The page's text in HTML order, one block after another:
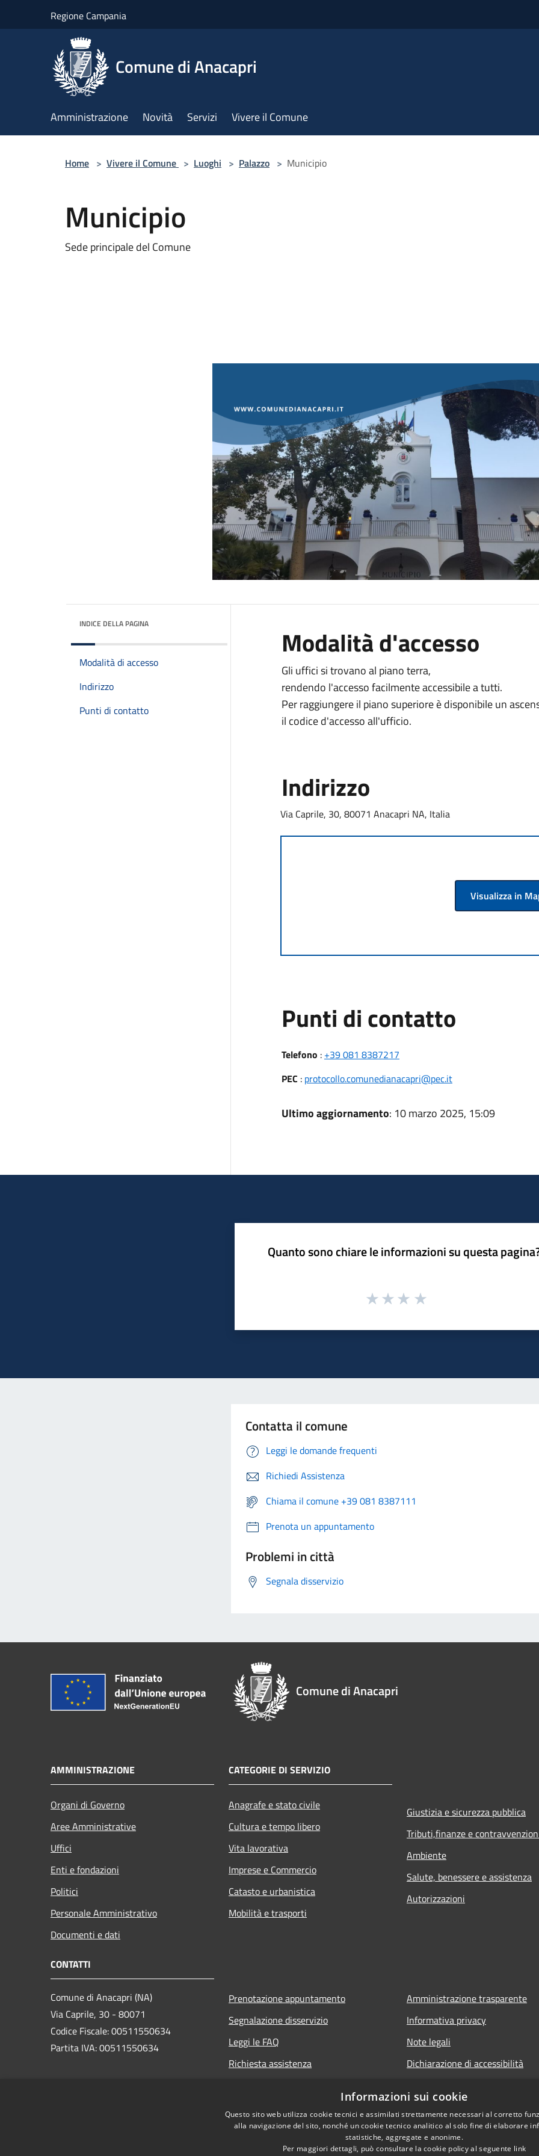
Regione Campania
Comune di Anacapri
Amministrazione Novità Servizi Vivere il Comune
Home > Vivere il Comune > Luoghi > Palazzo > Municipio
Municipio
Sede principale del Comune
INDICE DELLA PAGINA
Modalità di accesso
Indirizzo
Punti di contatto
Modalità d'accesso
Gli uffici si trovano al piano terra,
rendendo l'accesso facilmente accessibile a tutti.
Per raggiungere il piano superiore è disponibile un
il codice d'accesso all'ufficio.
Indirizzo
Via Caprile, 30, 80071 Anacapri NA, Italia
Visualizza in
Punti di contatto
Telefono : +39 081 8387217
PEC : protocollo.comunedianacapri@pec.it
Ultimo aggiornamento: 10 marzo 2025, 15:09
Quanto sono chiare le informazioni su questa
Contatta il comune
Leggi le domande frequenti
Richiedi Assistenza
Chiama il comune +39 081 8387111
Prenota un appuntamento
Problemi in città
Segnala disservizio
Comune di Anacapri
AMMINISTRAZIONE
Organi di Governo
Aree Amministrative
Uffici
Enti e fondazioni
Politici
Personale Amministrativo
Documenti e dati
CATEGORIE DI SERVIZIO
Anagrafe e stato civile
Cultura e tempo libero
Vita lavorativa
Imprese e Commercio
Catasto e urbanistica
Mobilità e trasporti
Giustizia e sicurezza pubblica
Tributi,finanze e
Ambiente
Salute, benessere e assistenza
Autorizzazioni
CONTATTI
Comune di Anacapri (NA)
Via Caprile, 30 - 80071
Codice Fiscale: 00511550634
Partita IVA: 00511550634
Prenotazione appuntamento
Segnalazione disservizio
Leggi le FAQ
Richiesta assistenza
Amministrazione trasparente
Informativa privacy
Note legali
Dichiarazione di accessibilità
Informazioni sui cookie
Questo sito web utilizza cookie tecnici e assimilati strettamente necessari al corretto
alla navigazione del sito, nonché un cookie tecnico analitico al solo fine di elaborare
statistiche, aggregate e anonime.
Per maggiori dettagli, può consultare la cookie policy al seguente link